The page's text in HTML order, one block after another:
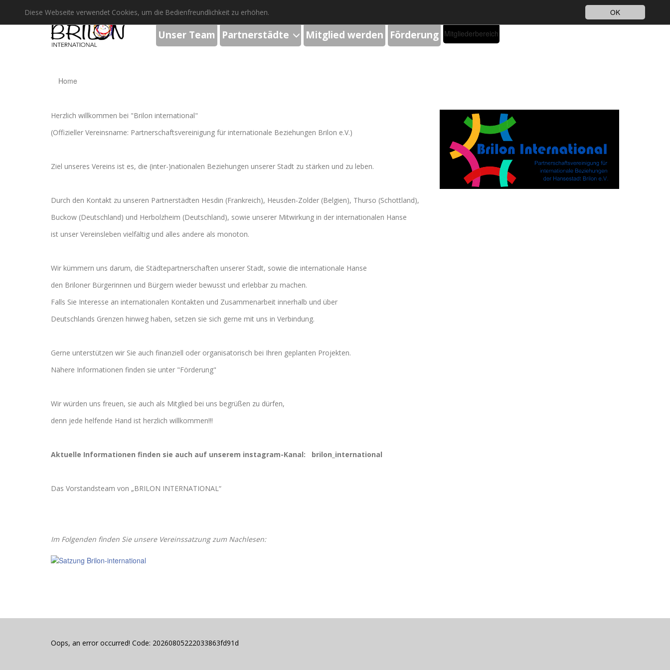
OK
Diese Webseite verwendet Cookies, um die Bedienfreundlichkeit zu erhöhen. DE
Unser Team Partnerstädte Mitglied werden Förderung Mitgliederbereich
Home
Herzlich willkommen bei "Brilon international"
(Offizieller Vereinsname: Partnerschaftsvereinigung für internationale Beziehungen Brilon e.V.)
Ziel unseres Vereins ist es, die (inter-)nationalen Beziehungen unserer Stadt zu stärken und zu leben.
Durch den Kontakt zu unseren Partnerstädten Hesdin (Frankreich), Heusden-Zolder (Belgien), Thurso (Schottland),
Buckow (Deutschland) und Herbolzheim (Deutschland), sowie unserer Mitwirkung in der internationalen Hanse
ist unser Vereinsleben vielfältig und alles andere als monoton.
Wir kümmern uns darum, die Städtepartnerschaften unserer Stadt, sowie die internationale Hanse
den Briloner Bürgerinnen und Bürgern wieder bewusst und erlebbar zu machen.
Falls Sie Interesse an internationalen Kontakten und Zusammenarbeit innerhalb und über
Deutschlands Grenzen hinweg haben, setzen sie sich gerne mit uns in Verbindung.
Gerne unterstützen wir Sie auch finanziell oder organisatorisch bei Ihren geplanten Projekten.
Nähere Informationen finden sie unter "Förderung"
Wir würden uns freuen, sie auch als Mitglied bei uns begrüßen zu dürfen,
denn jede helfende Hand ist herzlich willkommen!!!
Aktuelle Informationen finden sie auch auf unserem instagram-Kanal: brilon_international
Das Vorstandsteam von „BRILON INTERNATIONAL“
Im Folgenden finden Sie unsere Vereinssatzung zum Nachlesen:
Oops, an error occurred! Code: 20260805222033863fd91d